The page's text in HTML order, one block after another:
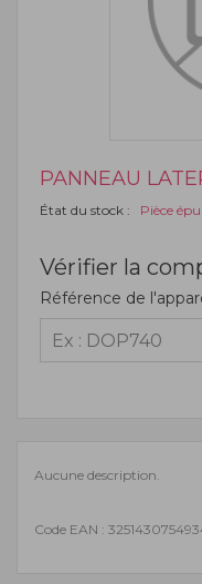
PANNEAU
État du stock : Pièce
Vérifier la
Référence de
Aucune description.
Code EAN :